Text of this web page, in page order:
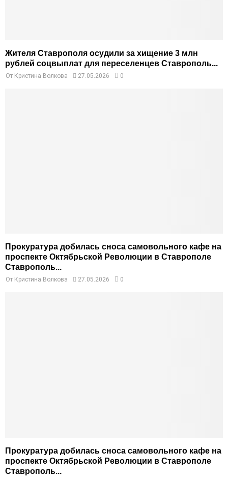
Жителя Ставрополя осудили за хищение 3 млн
рублей соцвыплат для переселенцев Ставрополь...
От Кристина Волкова 27.05.2026 0
Прокуратура добилась сноса самовольного кафе на
проспекте Октябрьской Революции в Ставрополе
Ставрополь...
От Кристина Волкова 27.05.2026 0
Прокуратура добилась сноса самовольного кафе на
проспекте Октябрьской Революции в Ставрополе
Ставрополь...